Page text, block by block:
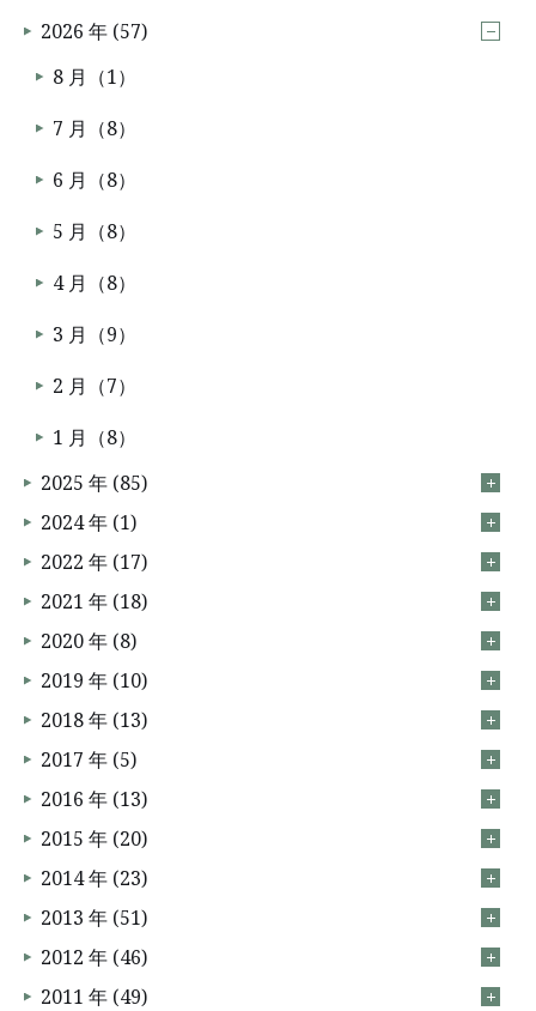
2026 年 (57)
8 月（1）
7 月（8）
6 月（8）
5 月（8）
4 月（8）
3 月（9）
2 月（7）
1 月（8）
2025 年 (85)
2024 年 (1)
2022 年 (17)
2021 年 (18)
2020 年 (8)
2019 年 (10)
2018 年 (13)
2017 年 (5)
2016 年 (13)
2015 年 (20)
2014 年 (23)
2013 年 (51)
2012 年 (46)
2011 年 (49)